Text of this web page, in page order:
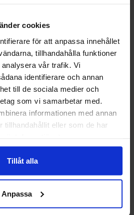
cookies
för att anpassa innehållet
tillhandahålla funktioner
vår trafik. Vi
identifierare och annan
till de sociala medier och
som vi samarbetar med.
informationen med annan
tillhandahållit eller som de har
Tillåt alla
Anpassa
gillade